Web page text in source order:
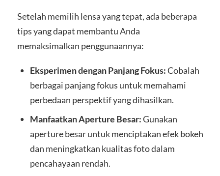
Setelah memilih lensa yang tepat, ada beberapa
tips yang dapat membantu Anda
memaksimalkan penggunaannya:
Eksperimen dengan Panjang Fokus:Cobalah
berbagai panjang fokus untuk memahami
perbedaan perspektif yang dihasilkan.
Manfaatkan Aperture Besar:Gunakan
aperture besar untuk menciptakan efek bokeh
dan meningkatkan kualitas foto dalam
pencahayaan rendah.